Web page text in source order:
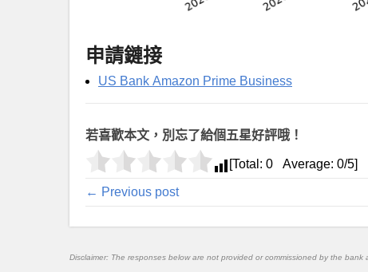
申請鏈接
US Bank Amazon Prime Business
若喜歡本文，別忘了給個五星好評哦！
[Total: 0 Average: 0/5]
← Previous post
Disclaimer: The responses below are not provided or commissioned by the